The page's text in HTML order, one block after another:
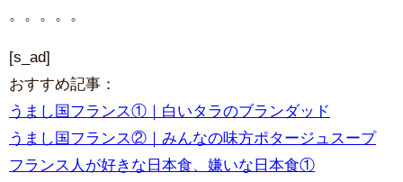
[s_ad]
おすすめ記事：
うまし国フランス①｜白いタラのブランダッド
うまし国フランス②｜みんなの味方ポタージュスープ
フランス人が好きな日本食、嫌いな日本食①